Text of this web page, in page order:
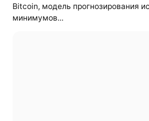
Bitcoin, модель прогнозирования
минимумов...